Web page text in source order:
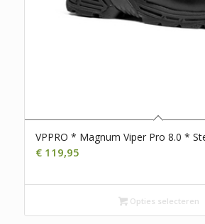
VPPRO * Magnum Viper Pro 8.0 *
€119,95
Opties selecteren